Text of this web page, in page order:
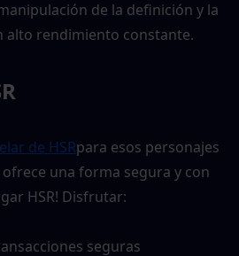
de la definición y la
alto rendimiento constante.
de HSRpara esos personajes
ofrece una forma segura y con
HSR! Disfrutar:
seguras